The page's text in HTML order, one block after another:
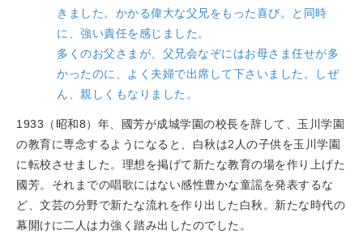
きました。かかる偉大な父兄をもった喜び。と同時
に、強い責任を感じました。
多くのお父さまが、父兄会なぞにはお母さま任せが多
かったのに、よく夫婦で出席して下さいました。しぜ
ん、親しくもなりました。
1933（昭和8）年、國芳が成城学園の校長を辞して、玉川学園
の教育に専念するようになると、白秋は2人の子供を玉川学園
に転校させました。理想を掲げて新たな教育の場を作り上げた
國芳。それまでの唱歌にはない感性豊かな童謡を発表するな
ど、文芸の分野で新たな流れを作り出した白秋。新たな時代の
幕開けに二人は力強く踏み出したのでした。